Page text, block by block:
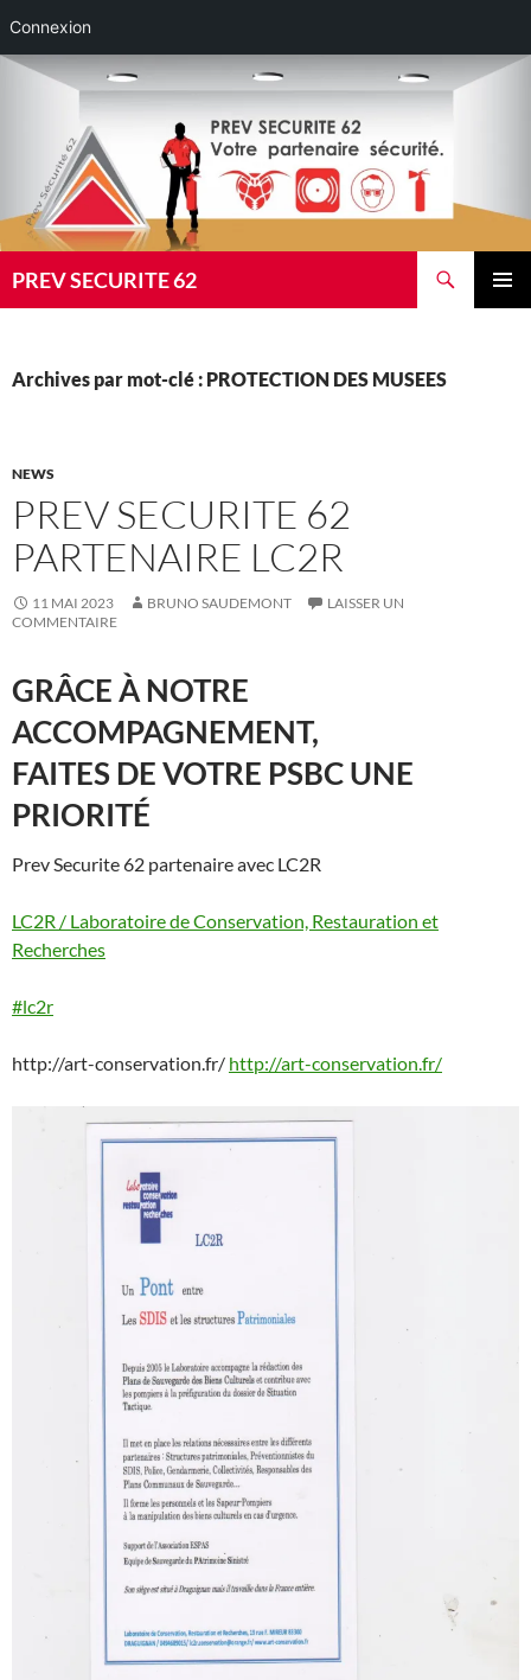
Connexion
Aller
PREV SECURITE 62
Archives par mot-clé : PROTECTION DES MUSEES
NEWS
PREV SECURITE 62
PARTENAIRE LC2R
11 MAI 2023 BRUNO SAUDEMONT
LAISSER UN
COMMENTAIRE
GRÂCE À NOTRE
ACCOMPAGNEMENT,
FAITES DE VOTRE PSBC UNE
PRIORITÉ
Prev Securite 62 partenaire avec LC2R
LC2R / Laboratoire de Conservation, Restauration et
Recherches
#lc2r
http://art-conservation.fr/ http://art-conservation.fr/